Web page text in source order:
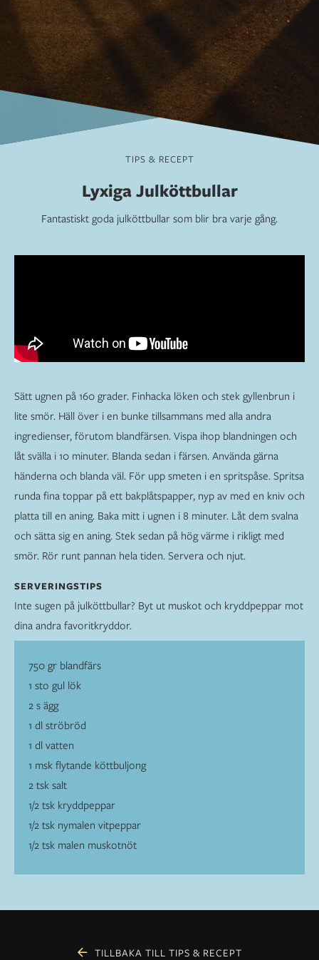
TIPS & RECEPT
Lyxiga Julköttbullar
Fantastiskt goda julköttbullar som blir bra varje gång.
Sätt ugnen på 160 grader. Finhacka löken och stek gyllenbrun i
lite smör. Häll över i en bunke tillsammans med alla andra
ingredienser, förutom blandfärsen. Vispa ihop blandningen och
låt svälla i 10 minuter. Blanda sedan i färsen. Använda gärna
händerna och blanda väl. För upp smeten i en spritspåse. Spritsa
runda fina toppar på ett bakplåtspapper, nyp av med en kniv och
platta till en aning. Baka mitt i ugnen i 8 minuter. Låt dem svalna
och sätta sig en aning. Stek sedan på hög värme i rikligt med
smör. Rör runt pannan hela tiden. Servera och njut.
SERVERINGSTIPS
Inte sugen på julköttbullar? Byt ut muskot och kryddpeppar mot
dina andra favoritkryddor.
750 gr blandfärs
1 sto gul lök
2 s ägg
1 dl ströbröd
1 dl vatten
1 msk flytande köttbuljong
2 tsk salt
1/2 tsk kryddpeppar
1/2 tsk nymalen vitpeppar
1/2 tsk malen muskotnöt
TILLBAKA TILL TIPS & RECEPT